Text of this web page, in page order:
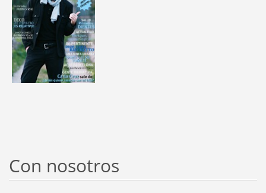
Con nosotros